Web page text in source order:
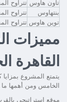
تاون هاوس تتراوح المساحات بين 200
بنتهاوس
تتراوح المساحات
توين هاوس تتراوح المساحات بين 250
مميزات
القاهرة
يتمتع المشروع
الخامس ومن أهمها ما
موقع استراتيجي